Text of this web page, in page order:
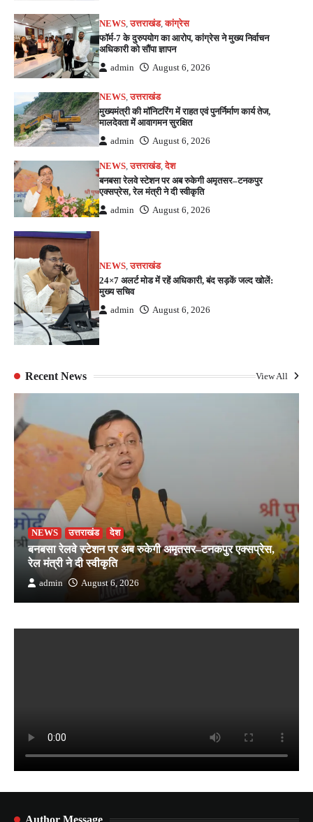
NEWS ,उत्तराखंड,कांग्रेस
फॉर्म-7 के दुरुपयोग का आरोप, कांग्रेस ने मुख्य निर्वाचन
अधिकारी को सौंपा ज्ञापन
admin August 6, 2026
NEWS ,उत्तराखंड
मुख्यमंत्री की मॉनिटरिंग में राहत एवं पुनर्निर्माण कार्य तेज,
मालदेवता में आवागमन सुरक्षित
admin August 6, 2026
NEWS,उत्तराखंड,देश
बनबसा रेलवे स्टेशन पर अब रुकेगी अमृतसर–टनकपुर
एक्सप्रेस, रेल मंत्री ने दी स्वीकृति
admin August 6, 2026
NEWS ,उत्तराखंड
24×7 अलर्ट मोड में रहें अधिकारी, बंद सड़कें जल्द खोलें:
मुख्य सचिव
admin August 6, 2026
Recent News View All
NEWS उत्तराखंड देश
बनबसा रेलवे स्टेशन पर अब रुकेगी अमृतसर–टनकपुर एक्सप्रेस,
रेल मंत्री ने दी स्वीकृति
admin August 6, 2026